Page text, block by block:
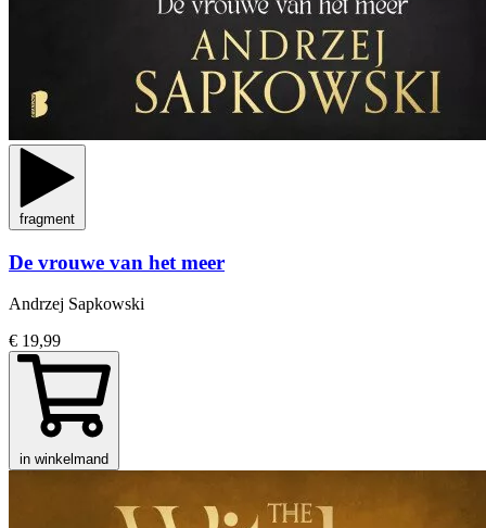
fragment
De vrouwe van het meer
Andrzej Sapkowski
€ 19,99
in winkelmand